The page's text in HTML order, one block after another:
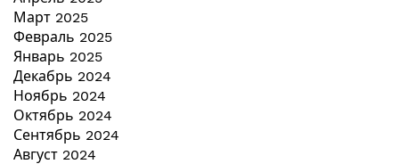
Март 2025
Февраль 2025
Январь 2025
Декабрь 2024
Ноябрь 2024
Октябрь 2024
Сентябрь 2024
Август 2024